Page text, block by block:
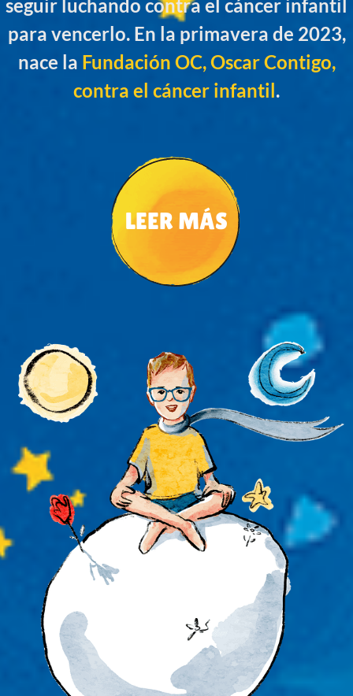
seguir luchando contra el cáncer infantil
para vencerlo. En la primavera de 2023,
nace la Fundación OC, Oscar Contigo,
contra el cáncer infantil.
LEER MÁS